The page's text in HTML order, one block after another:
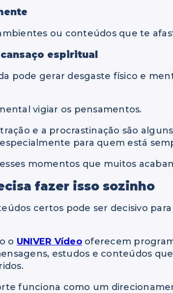
ou conteúdos que te
espiritual
pode gerar desgaste físico e
vigiar os pensamentos.
e a procrastinação são
para quem está
momentos que muitos
fazer isso sozinho
certos pode ser decisivo
o UNIVER Vídeooferecem
estudos e conteúdos
funciona como um